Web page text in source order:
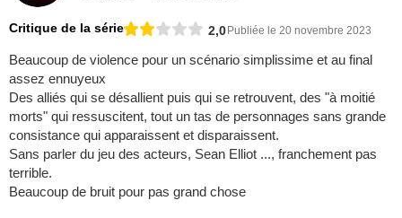
Critique de la série 2,0Publiée le 20 novembre 2023
Beaucoup de violence pour un scénario simplissime et au final
assez ennuyeux
Des alliés qui se désallient puis qui se retrouvent, des "à moitié
morts" qui ressuscitent, tout un tas de personnages sans grande
consistance qui apparaissent et disparaissent.
Sans parler du jeu des acteurs, Sean Elliot ..., franchement pas
terrible.
Beaucoup de bruit pour pas grand chose